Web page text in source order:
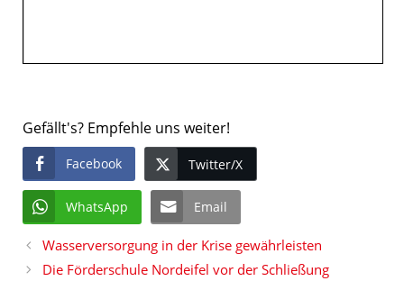
Gefällt's? Empfehle uns weiter!
Facebook Twitter/X
WhatsApp Email
Wasserversorgung in der Krise gewährleisten
Die Förderschule Nordeifel vor der Schließung